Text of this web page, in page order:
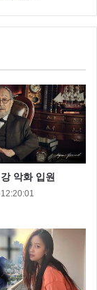
악화 입원